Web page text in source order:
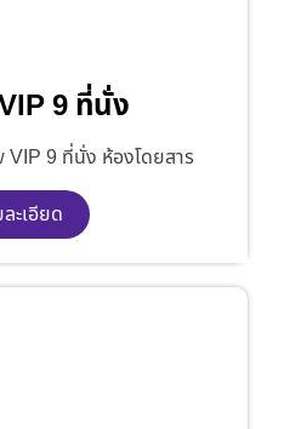
9 ที่นั่ง
VIP 9 ที่นั่ง ห้องโดยสาร
ะเอียด